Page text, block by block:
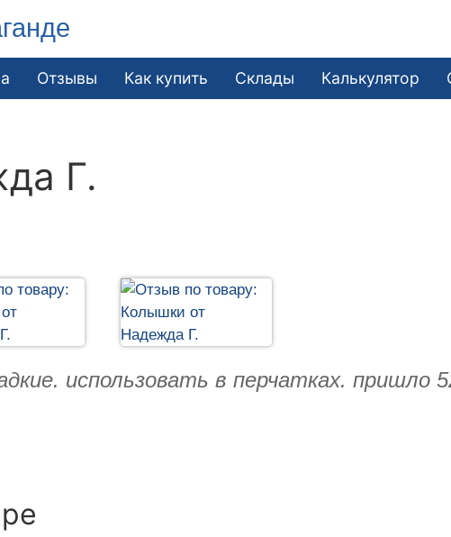
Отзывы Как купить Склады Калькулятор
Г.
использовать в перчатках. пришло